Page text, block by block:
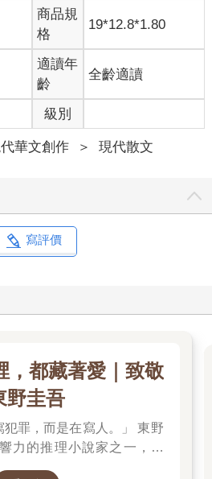
乎觀察出什麼，哄道：「想欲烘肉
撒謊。
現不錯，提議下週請我吃麥當勞。
時也不知道有什麼餐點能選擇，印
贈玩具的快樂兒童餐。老師說：
師對我說抱歉，表示餐點可能有些
掉也滿足的漢堡跟薯條，那可是快
能。沒氣的汽水，就是只能送風的
母親在家門口跟鄰居聊天，有些得
歡吃速食那種東西喔。」那時一旁
球賽，特地買了新的羽球拍要大殺
著籃球漫步走來，痞帥地告訴我：
會在意吧？」
到多年後，有次洗頭洗到一半，也
併被沖掉，我突然想起這件事：
商品規
格
19*12.8*1.80
適讀年
齡
全齡適讀
級別
華文創作 ＞ 現代散文
寫評價
，都藏著愛｜致敬
野圭吾
罪，而是在寫人。」 東野
力的推理小說家之一，自